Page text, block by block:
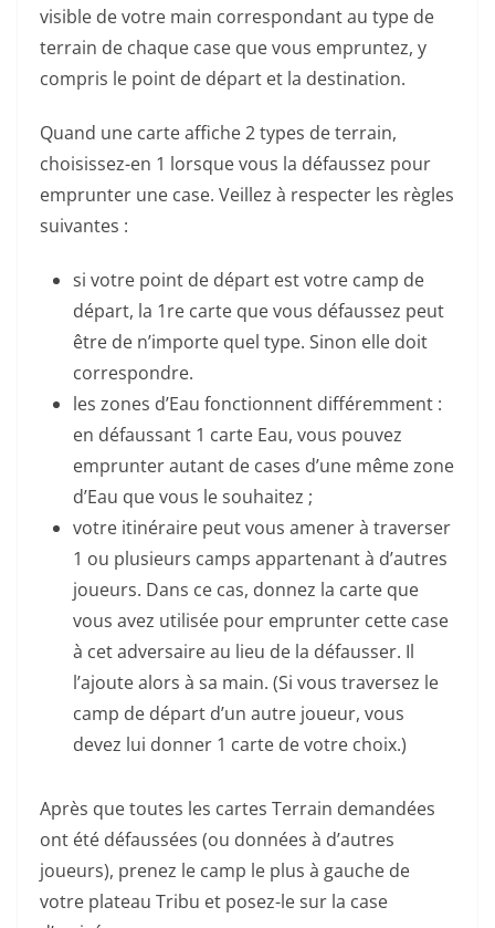
visible de votre main correspondant au type de
terrain de chaque case que vous empruntez, y
compris le point de départ et la destination.
Quand une carte affiche 2 types de terrain,
choisissez-en 1 lorsque vous la défaussez pour
emprunter une case. Veillez à respecter les règles
suivantes :
si votre point de départ est votre camp de
départ, la 1re carte que vous défaussez peut
être de n’importe quel type. Sinon elle doit
correspondre.
les zones d’Eau fonctionnent différemment :
en défaussant 1 carte Eau, vous pouvez
emprunter autant de cases d’une même zone
d’Eau que vous le souhaitez ;
votre itinéraire peut vous amener à traverser
1 ou plusieurs camps appartenant à d’autres
joueurs. Dans ce cas, donnez la carte que
vous avez utilisée pour emprunter cette case
à cet adversaire au lieu de la défausser. Il
l’ajoute alors à sa main. (Si vous traversez le
camp de départ d’un autre joueur, vous
devez lui donner 1 carte de votre choix.)
Après que toutes les cartes Terrain demandées
ont été défaussées (ou données à d’autres
joueurs), prenez le camp le plus à gauche de
votre plateau Tribu et posez-le sur la case